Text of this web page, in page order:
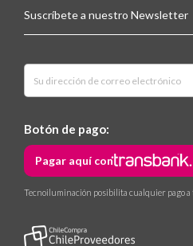
Suscríbete a nuestro Newsletter
Botón de pago:
Pagar aquí con
Tecnoiluminación posibilita cualquier pago a